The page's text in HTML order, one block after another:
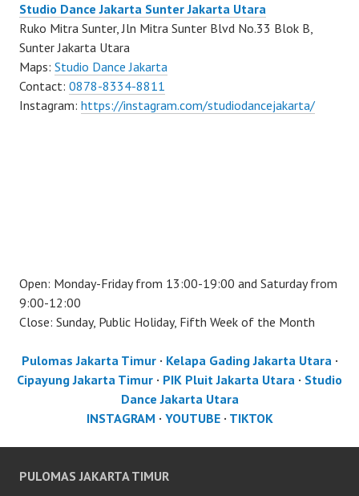
Studio Dance Jakarta Sunter Jakarta Utara
Ruko Mitra Sunter, Jln Mitra Sunter Blvd No.33 Blok B,
Sunter Jakarta Utara
Maps: Studio Dance Jakarta
Contact: 0878-8334-8811
Instagram: https://instagram.com/studiodancejakarta/
Open: Monday-Friday from 13:00-19:00 and Saturday from
9:00-12:00
Close: Sunday, Public Holiday, Fifth Week of the Month
Pulomas Jakarta Timur· Kelapa Gading Jakarta Utara·
Cipayung Jakarta Timur · PIK Pluit Jakarta Utara · Studio
Dance Jakarta Utara
INSTAGRAM · YOUTUBE· TIKTOK
PULOMAS JAKARTA TIMUR